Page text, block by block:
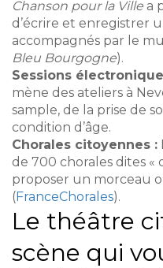
Chanson pour la Ville a
d’écrire et enregistrer
accompagnés par le
Bleu Bourgogne).
Sessions
mène des ateliers à
sample, de la prise de
condition d’âge.
Chorales citoyennes :
de 700 chorales dites
proposer un morceau
(FranceChorales).
Le théâtre
scène qui